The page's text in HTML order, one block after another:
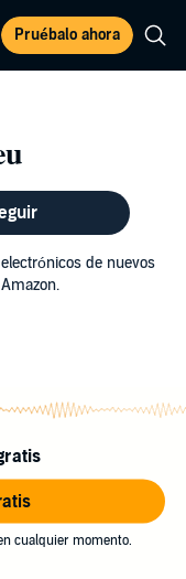
Pruébalo ahora
de nuevos
cualquier momento.